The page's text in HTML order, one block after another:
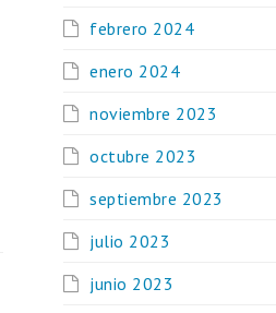
febrero 2024
enero 2024
noviembre 2023
octubre 2023
septiembre 2023
julio 2023
junio 2023